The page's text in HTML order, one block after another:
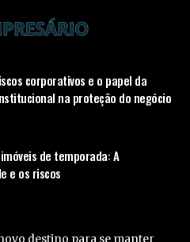
corporativos e o papel da
na proteção do negócio
de temporada: A
e os riscos
destino para se manter